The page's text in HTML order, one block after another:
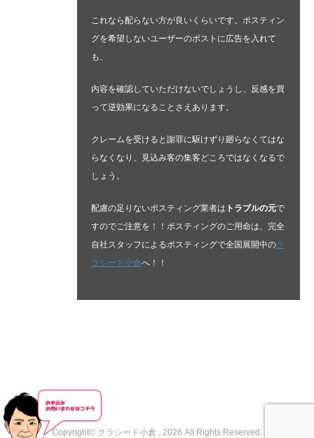
これなら配らない方が良いくらいです。ポスティン
グを希望しないユーザーのポストに広告を入れて
も、
内容を確認していただけないでしょうし、反感を買
って逆効果になることさえあります。
クレームを受けると謝罪に駆けずり廻らなくてはな
らなくなり、見込み客の集客どころではなくなるで
しょう。
配慮の足りないポスティング業者は トラブルの元で
すのでご注意を！！ポスティングのご用命は、完全
自社スタッフによるポスティングで全国展開中のク
ラシード小倉へ！！
Copyright© クラシード小倉 , 2026 All Rights Reserved.